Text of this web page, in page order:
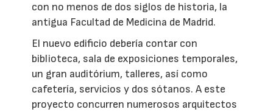
con no menos de dos siglos de historia, la
antigua Facultad de Medicina de Madrid.
El nuevo edificio debería contar con
biblioteca, sala de exposiciones temporales,
un gran auditórium, talleres, así como
cafetería, servicios y dos sótanos. A este
proyecto concurren numerosos arquitectos